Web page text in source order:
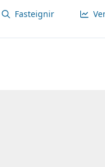
Fasteignir